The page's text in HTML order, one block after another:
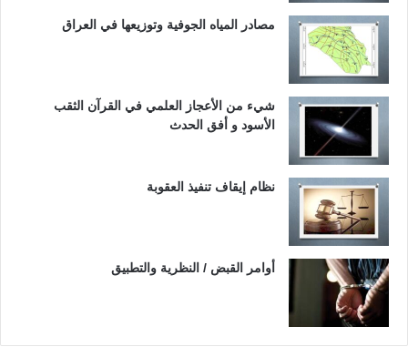
مصادر المياه الجوفية وتوزيعها في العراق
شيء من الأعجاز العلمي في القرآن الثقب
الأسود و أفق الحدث
نظام إيقاف تنفيذ العقوبة
أوامر القبض / النظرية والتطبيق